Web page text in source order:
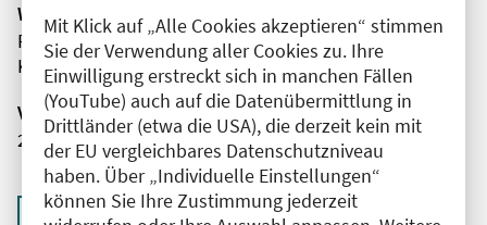
Mit Klick auf „Alle Cookies akzeptieren“ stimmen
Sie der Verwendung aller Cookies zu. Ihre
Einwilligung erstreckt sich in manchen Fällen
(YouTube) auch auf die Datenübermittlung in
Drittländer (etwa die USA), die derzeit kein mit
der EU vergleichbares Datenschutzniveau
haben. Über „Individuelle Einstellungen“
können Sie Ihre Zustimmung jederzeit
Wissenschaftliche Leitung
Frau Dr. med. Barbara Brückner
Krankenhaus Waldfriede e. V.
Veranstaltungsnummer
2761102025062520068
Zurück zur Übersicht